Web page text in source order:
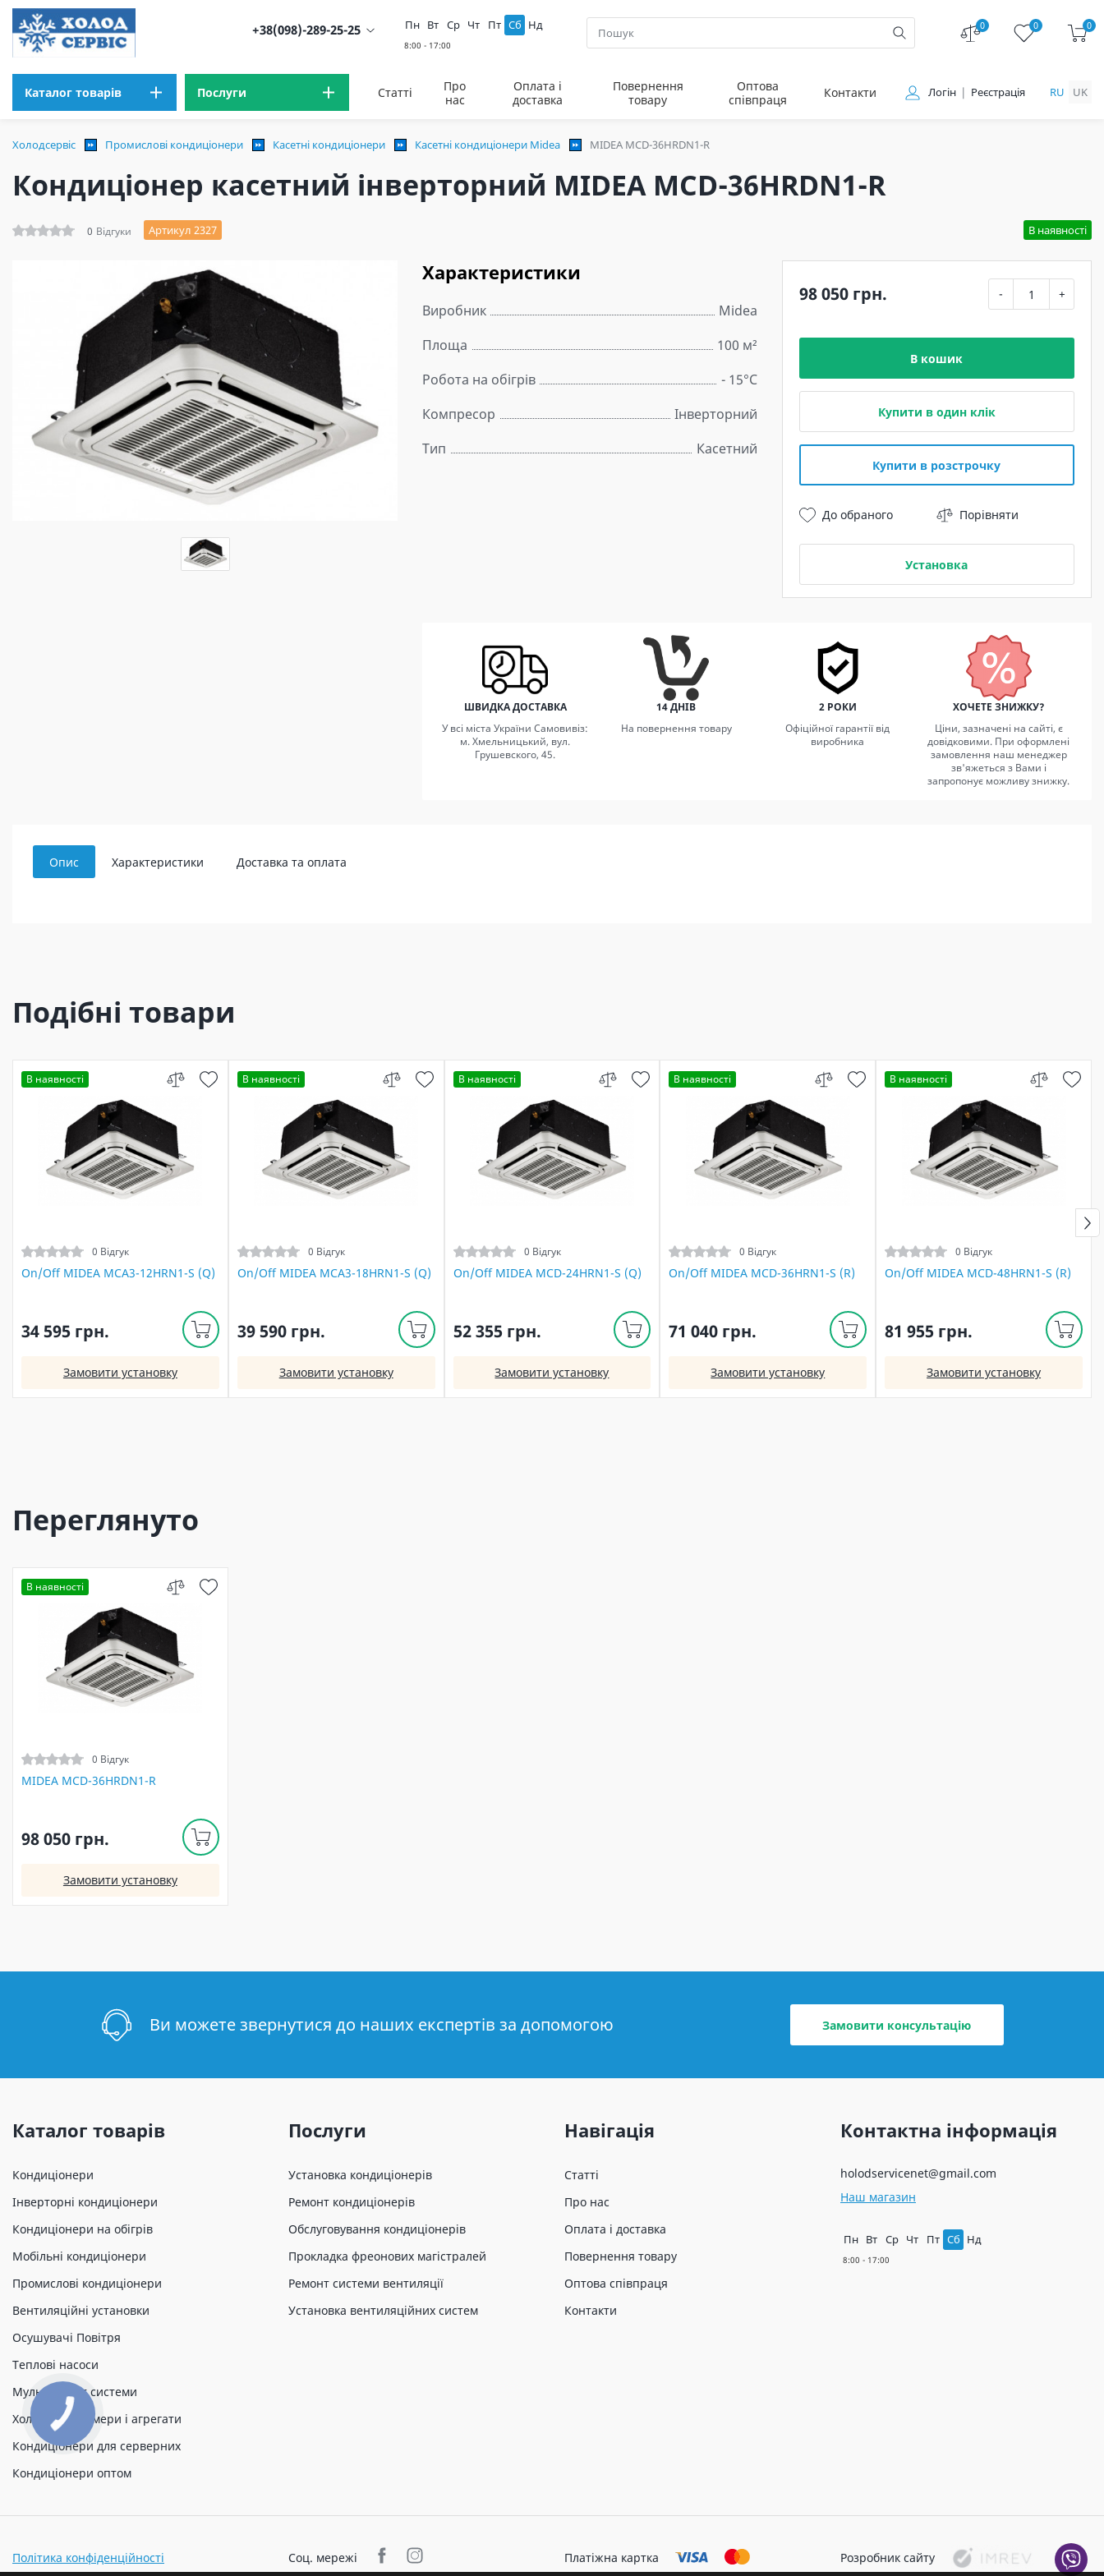
+38(098)-289-25-25 Пн Вт Ср Чт Пт Сб Нд 0 0 0
Каталог товарів Послуги Статті
Про
нас
Оплата і
доставка
Повернення
товару
Оптова
співпраця
Контакти Логін Реєстрація RU UK
Холодсервіс Промислові кондиціонери Касетні кондиціонери Касетні кондиціонери Midea MIDEA MCD-36HRDN1-R
Кондиціонер касетний інверторний MIDEA MCD-36HRDN1-R
0 Відгуки Артикул 2327 В наявності
Характеристики
Виробник
Midea
Площа
100 м²
Робота на обігрів
- 15°C
Компресор
Інверторний
Тип
Касетний
98 050 грн. - +
В кошик
Купити в один клік
Купити в розстрочку
До обраного Порівняти
Установка
ШВИДКА ДОСТАВКА
У всі міста України Самовивіз:
м. Хмельницький, вул.
Грушевского, 45.
14 ДНІВ
На повернення товару
2 РОКИ
Офіційної гарантії від
виробника
ХОЧЕТЕ ЗНИЖКУ?
Ціни, зазначені на сайті, є
довідковими. При оформлені
замовлення наш менеджер
зв'яжеться з Вами і
запропонує можливу знижку.
Опис Характеристики Доставка та оплата
Подібні товари
В наявності
0 Відгук
On/Off MIDEA MCA3-12HRN1-S (Q)
34 595 грн.
Замовити установку
В наявності
0 Відгук
On/Off MIDEA MCA3-18HRN1-S (Q)
39 590 грн.
Замовити установку
В наявності
0 Відгук
On/Off MIDEA MCD-24HRN1-S (Q)
52 355 грн.
Замовити установку
В наявності
0 Відгук
On/Off MIDEA MCD-36HRN1-S (R)
71 040 грн.
Замовити установку
В наявності
0 Відгук
On/Off MIDEA MCD-48HRN1-S (R)
81 955 грн.
Замовити установку
Переглянуто
В наявності
0 Відгук
MIDEA MCD-36HRDN1-R
98 050 грн.
Замовити установку
Ви можете звернутися до наших експертів за допомогою Замовити консультацію
Каталог товарів
Кондиціонери
Інверторні кондиціонери
Кондиціонери на обігрів
Мобільні кондиціонери
Промислові кондиціонери
Вентиляційні установки
Осушувачі Повітря
Теплові насоси
Мульти спліт системи
Холодильні камери і агрегати
Кондиціонери для серверних
Кондиціонери оптом
Послуги
Установка кондиціонерів
Ремонт кондиціонерів
Обслуговування кондиціонерів
Прокладка фреонових магістралей
Ремонт системи вентиляції
Установка вентиляційних систем
Навігація
Статті
Про нас
Оплата і доставка
Повернення товару
Оптова співпраця
Контакти
Контактна інформація
holodservicenet@gmail.com
Наш магазин
Пн Вт Ср Чт Пт Сб Нд
Політика конфіденційності Соц. мережі Платіжна картка Розробник сайту